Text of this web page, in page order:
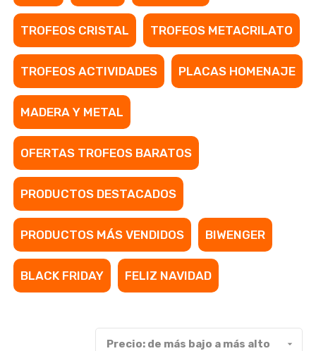
TROFEOS CRISTAL TROFEOS METACRILATO
TROFEOS ACTIVIDADES PLACAS HOMENAJE
MADERA Y METAL
OFERTAS TROFEOS BARATOS
PRODUCTOS DESTACADOS
PRODUCTOS MÁS VENDIDOS BIWENGER
BLACK FRIDAY FELIZ NAVIDAD
Precio: de más bajo a más alto 